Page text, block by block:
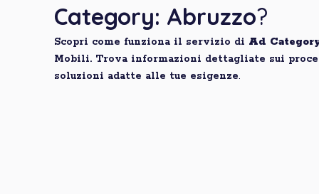
Category: Abruzzo?
Scopri come funziona il servizio di Ad
Mobili. Trova informazioni dettagliate sui
soluzioni adatte alle tue esigenze.